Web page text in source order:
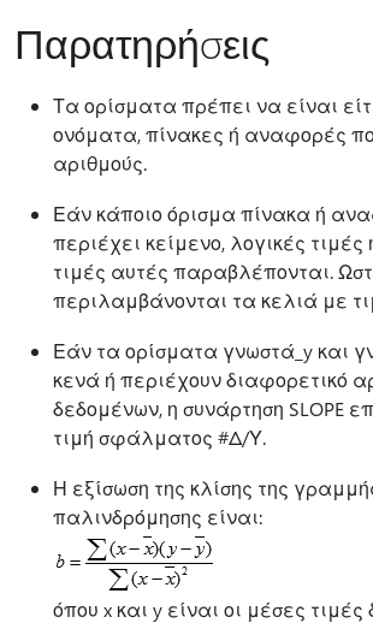
Παρατηρήσεις
Τα ορίσματα πρέπει να είναι
ονόματα, πίνακες ή αναφορές
αριθμούς.
Εάν κάποιο όρισμα πίνακα ή
περιέχει κείμενο, λογικές τιμές
τιμές αυτές παραβλέπονται.
περιλαμβάνονται τα κελιά με
Εάν τα ορίσματα γνωστά_y και
κενά ή περιέχουν διαφορετικό
δεδομένων, η συνάρτηση SLOPE
τιμή σφάλματος #Δ/Υ.
Η εξίσωση της κλίσης της
παλινδρόμησης είναι:
όπου x και y είναι οι μέσες τιμές